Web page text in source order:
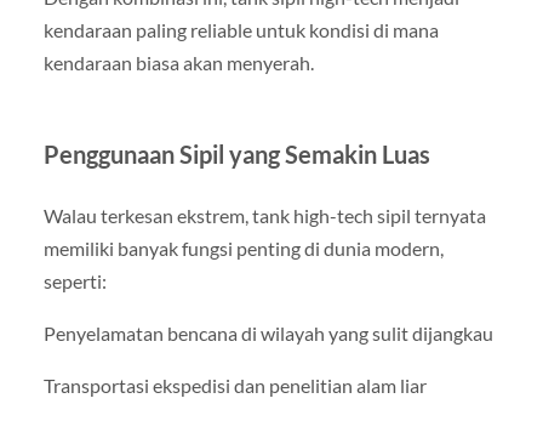
kendaraan paling reliable untuk kondisi di mana
kendaraan biasa akan menyerah.
Penggunaan Sipil yang Semakin Luas
Walau terkesan ekstrem, tank high-tech sipil ternyata
memiliki banyak fungsi penting di dunia modern,
seperti:
Penyelamatan bencana di wilayah yang sulit dijangkau
Transportasi ekspedisi dan penelitian alam liar